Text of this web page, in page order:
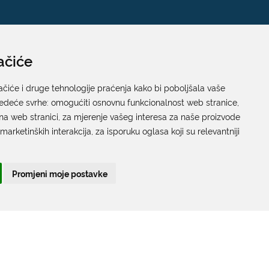
i druge tehnologije praćenja kako bi poboljšala vaše
svrhe: omogućiti osnovnu funkcionalnost web stranice
web stranici za mjerenje vašeg interesa za naše proizvode
interakcija za isporuku oglasa koji su relevantniji
Promjeni moje postavke
Pisarnica
Ured 205; rad sa strankama za sva upravna tijela
Grada Dubrovnika
Gundulićeva poljana 10, 20000 Dubrovnik
Radno vrijeme sa strankama:
T:+385 20 351 879